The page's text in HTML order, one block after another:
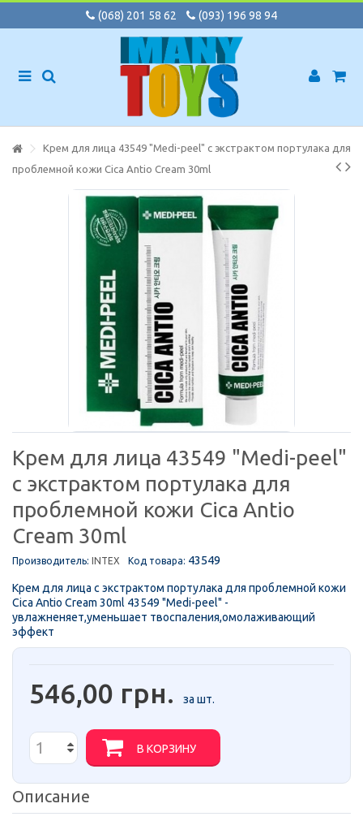
(068) 201 58 62 (093) 196 98 94
Крем для лица 43549 "Medi-peel" с экстрактом портулака для
проблемной кожи Cica Antio Cream 30ml
Крем для лица 43549 "Medi-peel"
с экстрактом портулака для
проблемной кожи Cica Antio
Cream 30ml
Производитель: INTEX Код товара: 43549
Крем для лица с экстрактом портулака для проблемной кожи
Cica Antio Cream 30ml 43549 "Medi-peel" -
увлажненяет,уменьшает твоспаления,омолаживающий
эффект
546,00 грн. за шт.
В КОРЗИНУ
Описание